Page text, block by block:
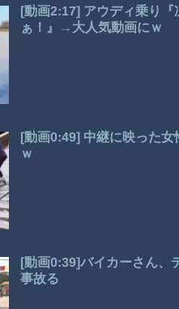
[動画2:17] アウディ乗り
ぁ！』→大人気動画にｗ
[動画0:49] 中継に映った
ｗ
[動画0:39]バイカーさん、
事故る